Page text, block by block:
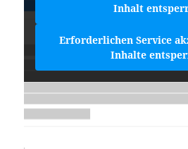
Inhalt
Erforderlichen Service
Inhalte